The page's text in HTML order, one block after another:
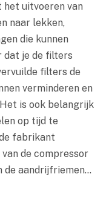
het uitvoeren van
naar lekken,
die kunnen
dat je de filters
filters de
verminderen en
is ook belangrijk
op tijd te
fabrikant
de compressor
de aandrijfriemen…